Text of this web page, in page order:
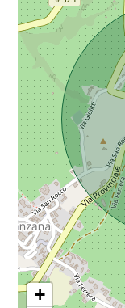
+
Totale
mq
Locali
minimi
Qualsiasi